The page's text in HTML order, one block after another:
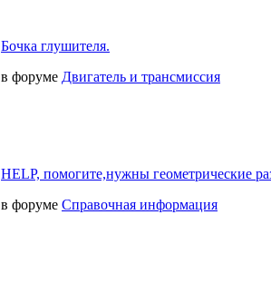
Бочка глушителя.
в форуме Двигатель и трансмиссия
HELP, помогите,нужны геометрические
в форуме Справочная информация